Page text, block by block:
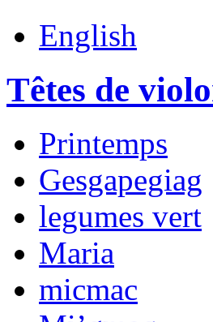
English
Têtes de
Printemps
Gesgapegiag
legumes vert
Maria
micmac